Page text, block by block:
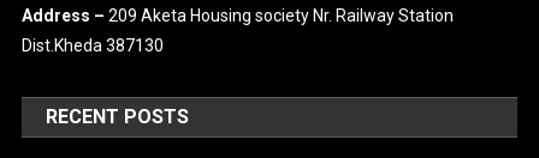
Address –209 Aketa Housing society Nr. Railway Station
Dist.Kheda 387130
RECENT POSTS